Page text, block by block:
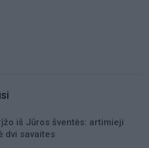
iš Jūros šventės: artimieji
dvi savaites